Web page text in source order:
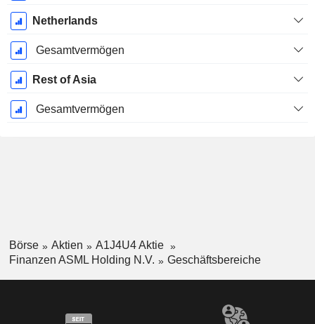
Netherlands
Gesamtvermögen
Rest of Asia
Gesamtvermögen
Börse Aktien
A1J4U4 Aktie
Finanzen ASML Holding N.V.
Geschäftsbereiche